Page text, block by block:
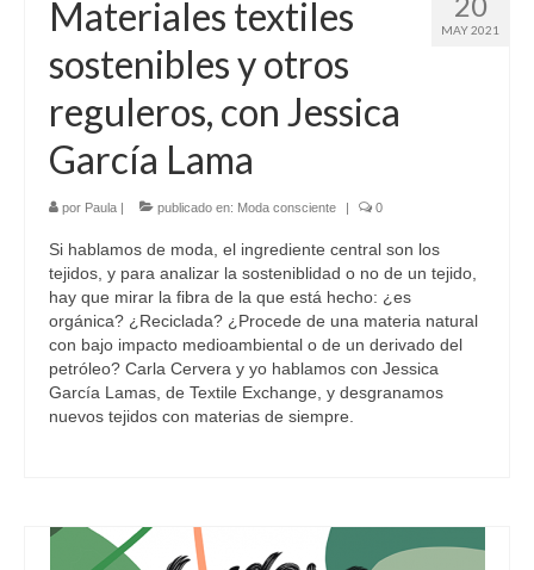
MAY 2021
Materiales textiles
sostenibles y otros
reguleros, con Jessica
García Lama
por Paula publicado en: Moda consciente 0
Si hablamos de moda, el ingrediente central son los
tejidos, y para analizar la sosteniblidad o no de un tejido,
hay que mirar la fibra de la que está hecho: ¿es
orgánica? ¿Reciclada? ¿Procede de una materia natural
con bajo impacto medioambiental o de un derivado del
petróleo? Carla Cervera y yo hablamos con Jessica
García Lamas, de Textile Exchange, y desgranamos
nuevos tejidos con materias de siempre.